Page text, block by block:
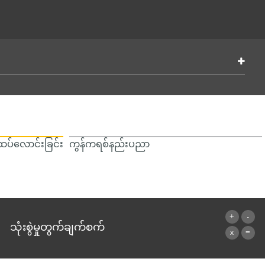
လောင်းခြင်း ကွန်ကရစ်နည်းပညာ
သုံးစွဲမှုတွက်ချက်စက်